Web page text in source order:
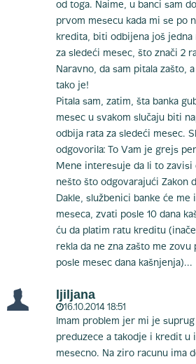
od toga. Naime, u banci sam
prvom mesecu kada mi se po
kredita, biti odbijena još jedna
za sledeći mesec, što znači 2
Naravno, da sam pitala zašto,
tako je!
Pitala sam, zatim, šta banka
mesec u svakom slučaju biti
odbija rata za sledeći mesec.
odgovorila: To Vam je grejs
Mene interesuje da li to zavisi
nešto što odgovarajući Zakon
Dakle, službenici banke će me
meseca, zvati posle 10 dana
ću da platim ratu kreditu
rekla da ne zna zašto me zovu
posle mesec dana kašnjenja)...
ljiljana
16.10.2014 18:51
Imam problem jer mi je
preduzece a takodje i kredit u
mesecno. Na ziro racunu ima